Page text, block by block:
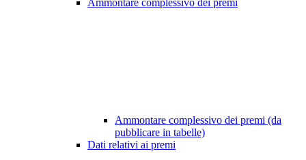
Ammontare complessivo dei premi
Ammontare complessivo dei premi (da
pubblicare in tabelle)
Dati relativi ai premi